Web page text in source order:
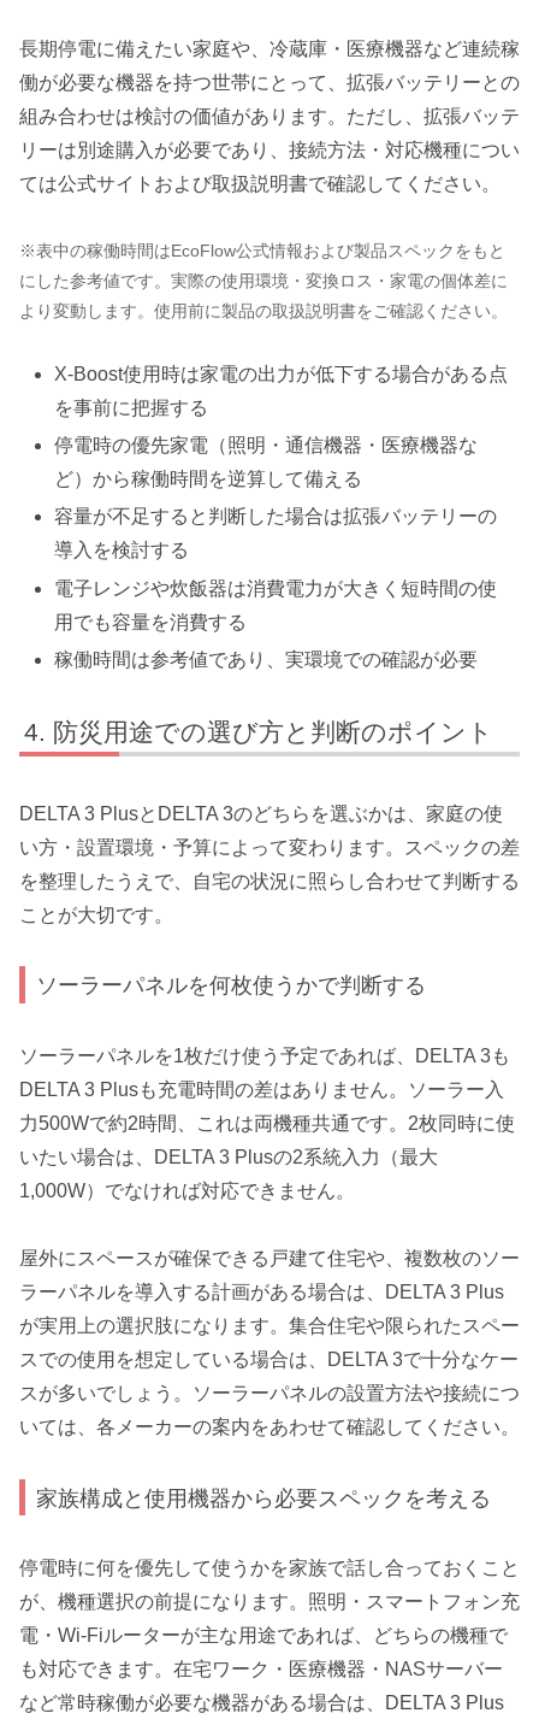
長期停電に備えたい家庭や、冷蔵庫・医療機器など連続稼
働が必要な機器を持つ世帯にとって、拡張バッテリーとの
組み合わせは検討の価値があります。ただし、拡張バッテ
リーは別途購入が必要であり、接続方法・対応機種につい
ては公式サイトおよび取扱説明書で確認してください。
※表中の稼働時間はEcoFlow公式情報および製品スペックをもと
にした参考値です。実際の使用環境・変換ロス・家電の個体差に
より変動します。使用前に製品の取扱説明書をご確認ください。
X-Boost使用時は家電の出力が低下する場合がある点
を事前に把握する
停電時の優先家電（照明・通信機器・医療機器な
ど）から稼働時間を逆算して備える
容量が不足すると判断した場合は拡張バッテリーの
導入を検討する
電子レンジや炊飯器は消費電力が大きく短時間の使
用でも容量を消費する
稼働時間は参考値であり、実環境での確認が必要
防災用途での選び方と判断のポイント
DELTA 3 PlusとDELTA 3のどちらを選ぶかは、家庭の使
い方・設置環境・予算によって変わります。スペックの差
を整理したうえで、自宅の状況に照らし合わせて判断する
ことが大切です。
ソーラーパネルを何枚使うかで判断する
ソーラーパネルを1枚だけ使う予定であれば、DELTA 3も
DELTA 3 Plusも充電時間の差はありません。ソーラー入
力500Wで約2時間、これは両機種共通です。2枚同時に使
いたい場合は、DELTA 3 Plusの2系統入力（最大
1,000W）でなければ対応できません。
屋外にスペースが確保できる戸建て住宅や、複数枚のソー
ラーパネルを導入する計画がある場合は、DELTA 3 Plus
が実用上の選択肢になります。集合住宅や限られたスペー
スでの使用を想定している場合は、DELTA 3で十分なケー
スが多いでしょう。ソーラーパネルの設置方法や接続につ
いては、各メーカーの案内をあわせて確認してください。
家族構成と使用機器から必要スペックを考える
停電時に何を優先して使うかを家族で話し合っておくこと
が、機種選択の前提になります。照明・スマートフォン充
電・Wi-Fiルーターが主な用途であれば、どちらの機種で
も対応できます。在宅ワーク・医療機器・NASサーバー
など常時稼働が必要な機器がある場合は、DELTA 3 Plus